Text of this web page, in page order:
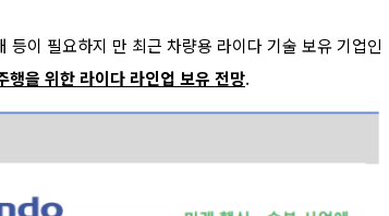
이 필요하지 만 최근 차량용 라이다 기술 보유 기업인
을 위한 라이다 라인업 보유 전망.